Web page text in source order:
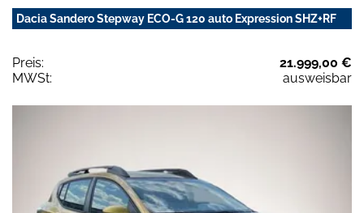
Dacia Sandero Stepway ECO-G 120 auto Expression SHZ+RF
Preis:
21.999,00 €
MWSt:
ausweisbar